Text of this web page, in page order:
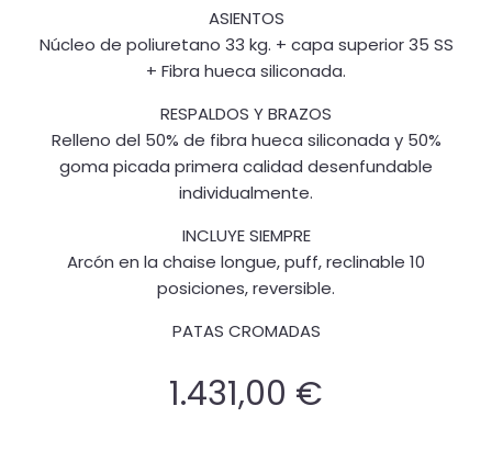
ASIENTOS
Núcleo de poliuretano 33 kg. + capa superior 35 SS
+ Fibra hueca siliconada.
RESPALDOS Y BRAZOS
Relleno del 50% de fibra hueca siliconada y 50%
goma picada primera calidad desenfundable
individualmente.
INCLUYE SIEMPRE
Arcón en la chaise longue, puff, reclinable 10
posiciones, reversible.
PATAS CROMADAS
1.431,00 €